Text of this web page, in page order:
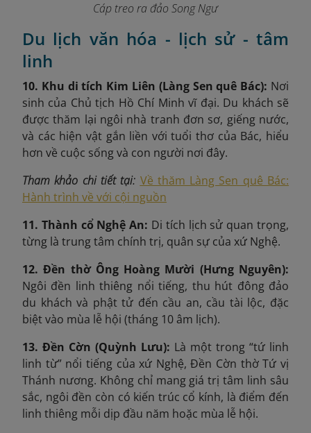
Cáp treo ra đảo Song Ngư
Du lịch văn hóa - lịch sử - tâm
linh
10. Khu di tích Kim Liên (Làng Sen quê Bác): Nơi
sinh của Chủ tịch Hồ Chí Minh vĩ đại. Du khách sẽ
được thăm lại ngôi nhà tranh đơn sơ, giếng nước,
và các hiện vật gắn liền với tuổi thơ của Bác, hiểu
hơn về cuộc sống và con người nơi đây.
Tham khảo chi tiết tại: Về thăm Làng Sen quê Bác:
Hành trình về với cội nguồn
11. Thành cổ Nghệ An: Di tích lịch sử quan trọng,
từng là trung tâm chính trị, quân sự của xứ Nghệ.
12. Đền thờ Ông Hoàng Mười (Hưng Nguyên):
Ngôi đền linh thiêng nổi tiếng, thu hút đông đảo
du khách và phật tử đến cầu an, cầu tài lộc, đặc
biệt vào mùa lễ hội (tháng 10 âm lịch).
13. Đền Cờn (Quỳnh Lưu): Là một trong “tứ linh
linh từ” nổi tiếng của xứ Nghệ, Đền Cờn thờ Tứ vị
Thánh nương. Không chỉ mang giá trị tâm linh sâu
sắc, ngôi đền còn có kiến trúc cổ kính, là điểm đến
linh thiêng mỗi dịp đầu năm hoặc mùa lễ hội.